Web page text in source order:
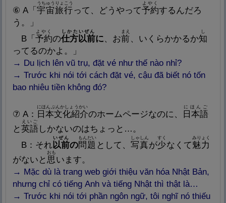
⑥ A「 宇宙旅
quán trọ
行
うちゅうりょこう
って、どうやって予約
よやく
するんだろ
う。」
B「 予約
Nghĩa: Điều ước, lời hứa, ước
chừng
よやく
の仕
Nghĩa: Việc làm, hành động,
hành vi
方以前
Nghĩa: Trước, trước đây, trước
khi
しかたいぜん
に、お前
Nghĩa: Trước, trước đây, trước
khi
まえ
、いくらかかるか知
し
ってるのかよ。」
→ Du lịch lên vũ trụ, đặt vé như thế nào nhỉ?
→ Trước khi nói tới cách đặt vé, cậu đã biết nó tốn
bao nhiêu tiền không đó?
⑦ A： 日 本
Nghĩa: Gốc, rễ, cội nguồn của
sự vật, sách
文
Nghĩa: Văn vẻ, văn chương, vẻ
sáng
化紹介
にほんぶんかしょうかい
のホームページなのに、 日 本
Nghĩa: Gốc, rễ, cội nguồn của
sự vật, sách
語
にほんご
と 英語
えいご
しかないのはちょっと…。
B：それ以前
いぜん
の問 題
もんだい
として、 写真
しゃしん
が少
すく
なくて魅力
みりょく
がないと 思
おも
います。
→ Mặc dù là trang web giới thiệu văn hóa Nhật Bản,
nhưng chỉ có tiếng Anh và tiếng Nhật thì thật là…
→ Trước khi nói tới phần ngôn ngữ, tôi nghĩ nó thiếu